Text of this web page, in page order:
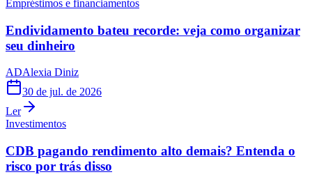
Empréstimos e financiamentos
Endividamento bateu recorde: veja como organizar
seu dinheiro
ADAlexia Diniz
30 de jul. de 2026
Ler
Investimentos
CDB pagando rendimento alto demais? Entenda o
risco por trás disso